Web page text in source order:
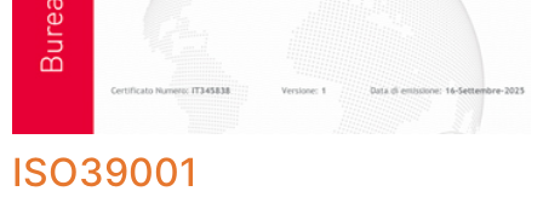
ISO39001